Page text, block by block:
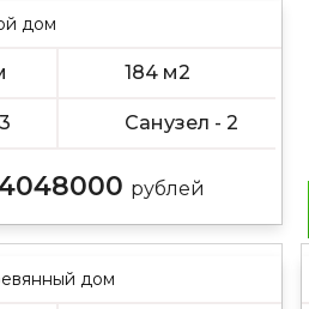
дом
184 м2
Санузел - 2
рублей
дом